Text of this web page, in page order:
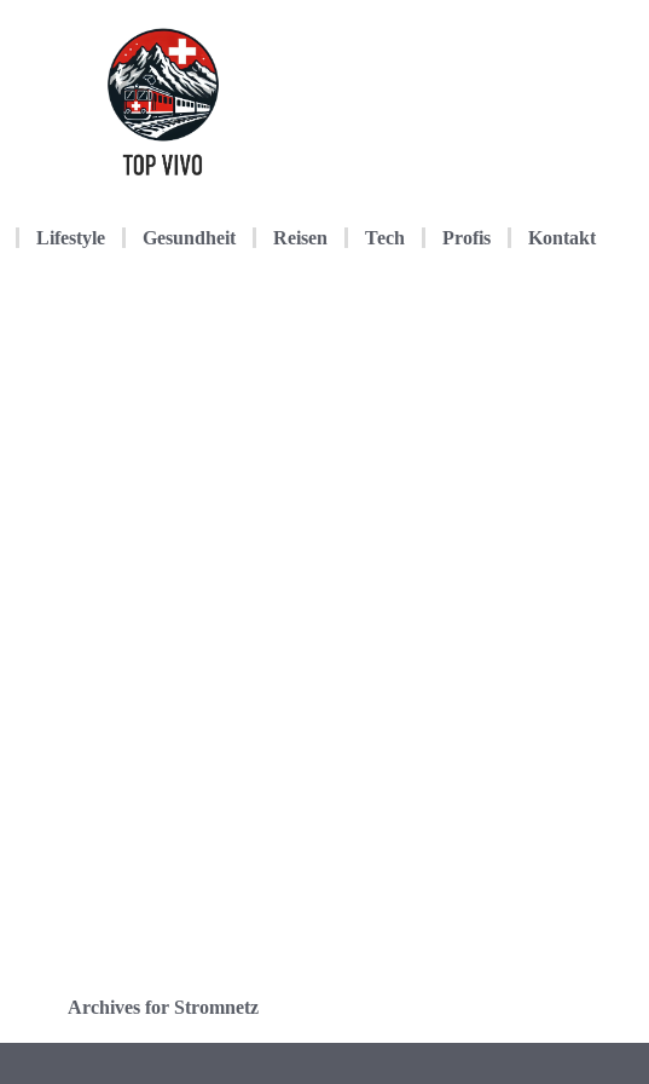
Lifestyle Gesundheit Reisen Tech Profis Kontakt
Archives for Stromnetz